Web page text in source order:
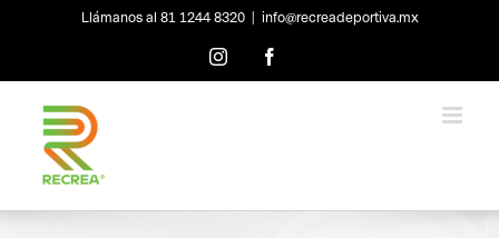
Llámanos al 81 1244 8320 info@recreadeportiva.mx
Instagram